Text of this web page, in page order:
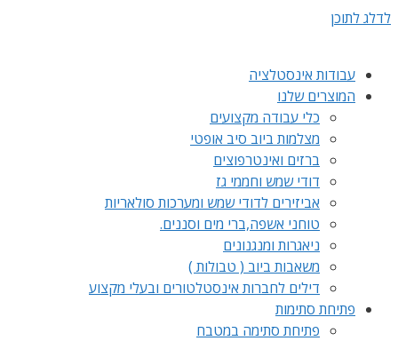
לדלג לתוכן
עבודות אינסטלציה
המוצרים שלנו
כלי עבודה מקצועים
מצלמות ביוב סיב אופטי
ברזים ואינטרפוצים
דודי שמש וחממי גז
אביזירים לדודי שמש ומערכות סולאריות
טוחני אשפה,ברי מים וסננים.
ניאגרות ומנגנונים
משאבות ביוב ( טבולות )
דילים לחברות אינסטלטורים ובעלי מקצוע
פתיחת סתימות
פתיחת סתימה במטבח